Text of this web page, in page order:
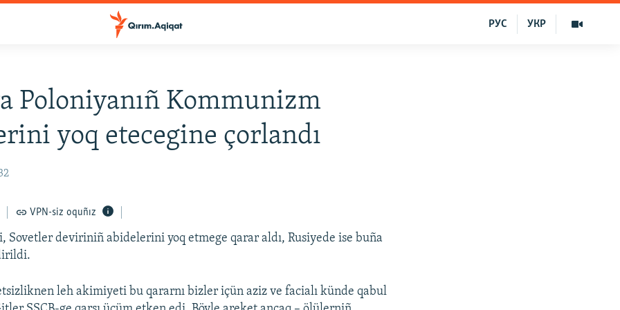
УКР
РУС
Poloniyanıñ Kommunizm
yoq etecegine çorlandı
VPN-siz oquñız
Sovetler deviriniñ abidelerini yoq etmege qarar aldı, Rusiyede ise buña
leh akimiyeti bu qararnı bizler içün aziz ve facialı künde qabul